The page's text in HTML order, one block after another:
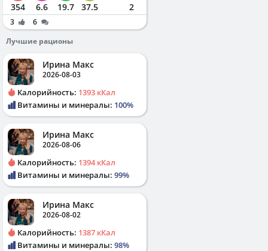
354 6.6 19.7 37.5 2
3
6
Лучшие рационы
Ирина Макс
2026-08-03
Калорийность: 1393 кКал
Витамины и минералы: 100%
Ирина Макс
2026-08-06
Калорийность: 1394 кКал
Витамины и минералы: 99%
Ирина Макс
2026-08-02
Калорийность: 1387 кКал
Витамины и минералы: 98%